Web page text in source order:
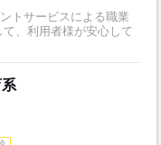
トサービスによる職業
、利用者様が安心して